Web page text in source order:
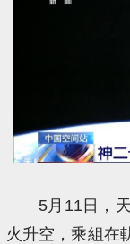
5月11日，
火升空，乘組在